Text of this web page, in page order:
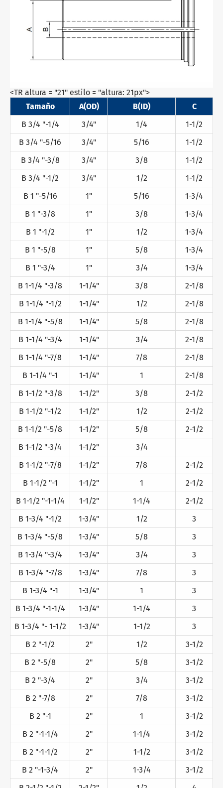
<TR altura = "21" estilo = "altura: 21px">
Tamaño
A(OD) B(ID)
C
B 3/4 "-1/4
3/4" 1/4
1-1/2
B 3/4 "-5/16
3/4" 5/16
1-1/2
B 3/4 "-3/8
3/4" 3/8
1-1/2
B 3/4 "-1/2
3/4" 1/2
1-1/2
B 1 "-5/16
1" 5/16
1-3/4
B 1 "-3/8
1" 3/8
1-3/4
B 1 "-1/2
1" 1/2
1-3/4
B 1 "-5/8
1" 5/8
1-3/4
B 1 "-3/4
1" 3/4
1-3/4
B 1-1/4 "-3/8
1-1/4" 3/8
2-1/8
B 1-1/4 "-1/2
1-1/4" 1/2
2-1/8
B 1-1/4 "-5/8
1-1/4" 5/8
2-1/8
B 1-1/4 "-3/4
1-1/4" 3/4
2-1/8
B 1-1/4 "-7/8
1-1/4" 7/8
2-1/8
B 1-1/4 "-1
1-1/4" 1
2-1/8
B 1-1/2 "-3/8
1-1/2" 3/8
2-1/2
B 1-1/2 "-1/2
1-1/2" 1/2
2-1/2
B 1-1/2 "-5/8
1-1/2" 5/8
2-1/2
B 1-1/2 "-3/4
1-1/2"
3/4
B 1-1/2 "-7/8
1-1/2" 7/8
2-1/2
B 1-1/2 "-1
1-1/2" 1
2-1/2
B 1-1/2 "-1-1/4
1-1/2" 1-1/4
2-1/2
B 1-3/4 "-1/2
1-3/4" 1/2
3
B 1-3/4 "-5/8
1-3/4" 5/8
3
B 1-3/4 "-3/4
1-3/4" 3/4
3
B 1-3/4 "-7/8
1-3/4" 7/8
3
B 1-3/4 "-1
1-3/4" 1
3
B 1-3/4 "-1-1/4
1-3/4" 1-1/4
3
B 1-3/4 "- 1-1/2
1-3/4" 1-1/2
3
B 2 "-1/2
2" 1/2
3-1/2
B 2 "-5/8
2" 5/8
3-1/2
B 2 "-3/4
2" 3/4
3-1/2
B 2 "-7/8
2" 7/8
3-1/2
B 2 "-1
2" 1
3-1/2
B 2 "-1-1/4
2" 1-1/4
3-1/2
B 2 "-1-1/2
2" 1-1/2
3-1/2
B 2 "-1-3/4
2" 1-3/4
3-1/2